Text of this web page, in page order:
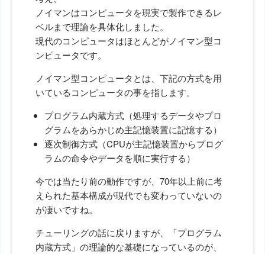
ノイマンはコンピュータを現実で製作できるレ
ベルまで理論を具体化しました。
現代のコンピュータはほとんどがノイマン型コ
ンピュータです。
ノイマン型コンピュータとは、下記の方式を用
いているコンピュータの事を指します。
プログラム内蔵方式（処理するデータやプロ
グラムをあらかじめ主記憶装置に記憶する）
逐次制御方式（CPUが主記憶装置からプログ
ラムの命令やデータを順に実行する）
今では当たり前の動作ですが、70年以上前に考
えられた基本構成が現代でも変わっていないの
が凄いですね。
チューリングの話に戻りますが、「プログラム
内蔵方式」の理論的な基礎になっているのが、